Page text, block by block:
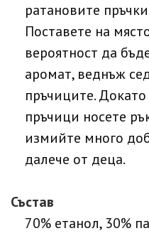
ратановите
Поставете на
вероятност да
аромат, веднъж
пръчиците.
пръчици носете
измийте много
далече от деца.
Състав
70% етанол, 30%